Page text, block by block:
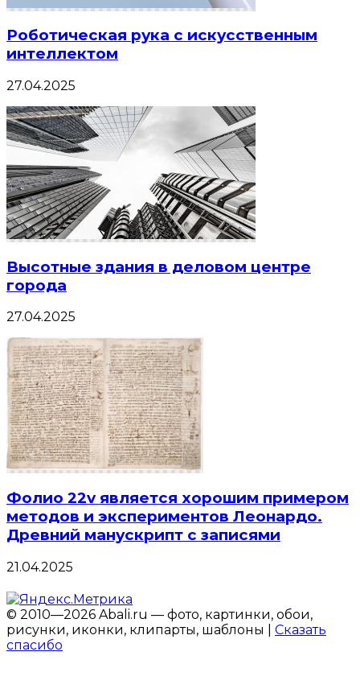
Роботическая рука с искусственным
интеллектом
27.04.2025
Высотные здания в деловом центре
города
27.04.2025
Фолио 22v является хорошим примером
методов и экспериментов Леонардо.
Древний манускрипт с записями
21.04.2025
© 2010—2026 Abali.ru — фото, картинки, обои,
рисунки, иконки, клипарты, шаблоны | Сказать
спасибо